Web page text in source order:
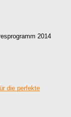
2014